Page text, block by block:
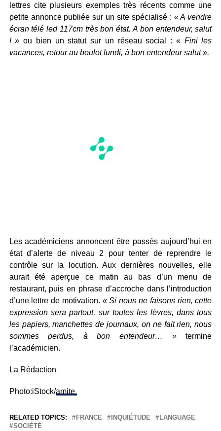
lettres cite plusieurs exemples très récents comme une
petite annonce publiée sur un site spécialisé : « A vendre
écran télé led 117cm très bon état. A bon entendeur, salut
! » ou bien un statut sur un réseau social : «Fini les
vacances, retour au boulot lundi, à bon entendeur salut ».
Les académiciens annoncent être passés aujourd’hui en
état d’alerte de niveau 2 pour tenter de reprendre le
contrôle sur la locution. Aux dernières nouvelles, elle
aurait été aperçue ce matin au bas d’un menu de
restaurant, puis en phrase d’accroche dans l’introduction
d’une lettre de motivation. « Si nous ne faisons rien, cette
expression sera partout, sur toutes les lèvres, dans tous
les papiers, manchettes de journaux, on ne fait rien, nous
sommes perdus, à bon entendeur… »termine
l’académicien.
La Rédaction
Photo:iStock/amite
RELATED TOPICS: FRANCE INQUIÉTUDE
LANGUAGE
SOCIÉTÉ